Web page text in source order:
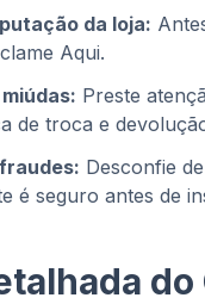
da loja:
Aqui.
Preste
de troca e
Desconfie
é seguro antes de
do